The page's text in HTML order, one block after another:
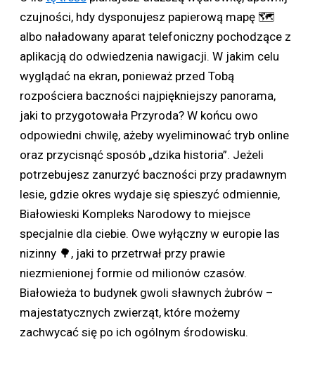
czujności, hdy dysponujesz papierową mapę 🗺
albo naładowany aparat telefoniczny pochodzące z
aplikacją do odwiedzenia nawigacji. W jakim celu
wyglądać na ekran, ponieważ przed Tobą
rozpościera baczności najpiękniejszy panorama,
jaki to przygotowała Przyroda? W końcu owo
odpowiedni chwilę, ażeby wyeliminować tryb online
oraz przycisnąć sposób „dzika historia”. Jeżeli
potrzebujesz zanurzyć baczności przy pradawnym
lesie, gdzie okres wydaje się spieszyć odmiennie,
Białowieski Kompleks Narodowy to miejsce
specjalnie dla ciebie. Owe wyłączny w europie las
nizinny 🌳, jaki to przetrwał przy prawie
niezmienionej formie od milionów czasów.
Białowieża to budynek gwoli sławnych żubrów –
majestatycznych zwierząt, które możemy
zachwycać się po ich ogólnym środowisku.